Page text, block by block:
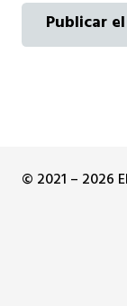
Publicar
© 2021 – 2026